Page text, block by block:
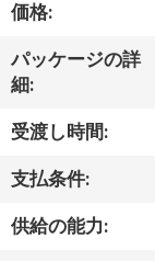
達
に
つ
い
て
価格:
パッケージの詳
細:
受渡し時間:
支払条件:
供給の能力: